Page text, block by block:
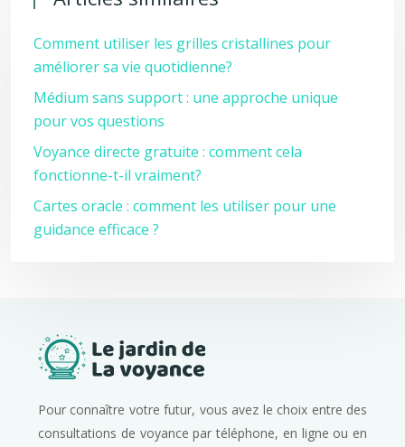
Comment utiliser les grilles cristallines pour
améliorer sa vie quotidienne?
Médium sans support : une approche unique
pour vos questions
Voyance directe gratuite : comment cela
fonctionne-t-il vraiment?
Cartes oracle : comment les utiliser pour une
guidance efficace ?
Pour connaître votre futur, vous avez le choix entre des
consultations de voyance par téléphone, en ligne ou en